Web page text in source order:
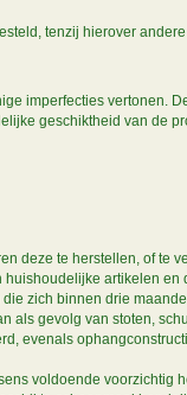
tenzij hierover
imperfecties vertonen.
geschiktheid van de
deze te herstellen, of te
artikelen en
zich binnen drie
gevolg van stoten,
evenals
voldoende voorzichtig